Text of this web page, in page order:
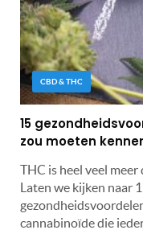
CBD & THC
15
zou moeten
THC is heel veel
Laten we kijken naar
cannabinoïde die